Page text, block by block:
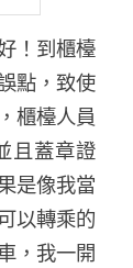
！到櫃檯
點，致使
櫃檯人員
且蓋章證
是像我當
以轉乘的
，我一開